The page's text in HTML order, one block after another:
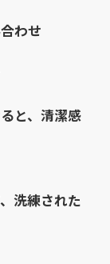
わせ
と、清潔感
洗練された